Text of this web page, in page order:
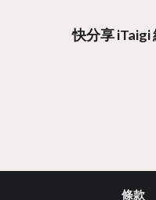
快分享 iTaigi
條款